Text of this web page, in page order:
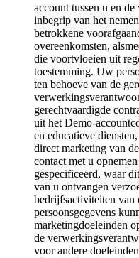
account tussen u en
inbegrip van het
betrokkene
overeenkomsten,
die voortvloeien uit
toestemming. Uw
ten behoeve van de
gerechtvaardigde
uit het Demo-
en educatieve
direct marketing van
contact met u
gespecificeerd, waar
van u ontvangen
bedrijfsactiviteiten
persoonsgegevens
marketingdoeleinden
de
voor andere